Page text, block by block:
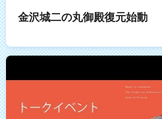
金沢城二の丸御殿復元始動